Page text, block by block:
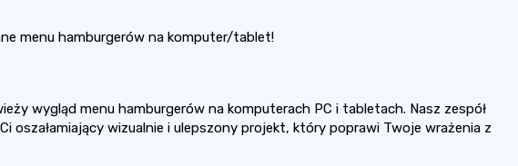
menu hamburgerów na komputer/tablet!
wygląd menu hamburgerów na komputerach PC i tabletach. Nasz zespół
oszałamiający wizualnie i ulepszony projekt, który poprawi Twoje wrażenia z